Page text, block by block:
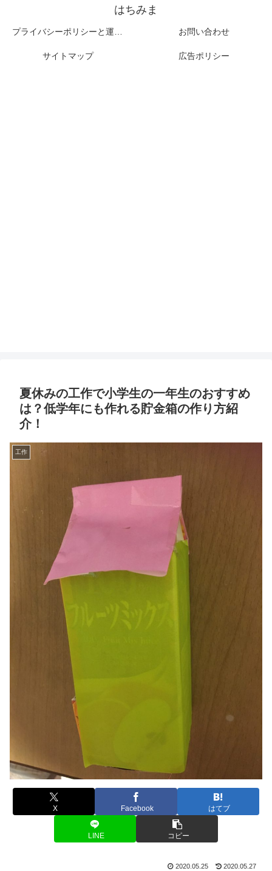
はちみま
お問い合わせ
サイトマップ 広告ポリシー
夏休みの工作で小学生の一年生のおすすめ
は？低学年にも作れる貯金箱の作り方紹
介！
工作
X Facebook はてブ
LINE コピー
2020.05.25 2020.05.27